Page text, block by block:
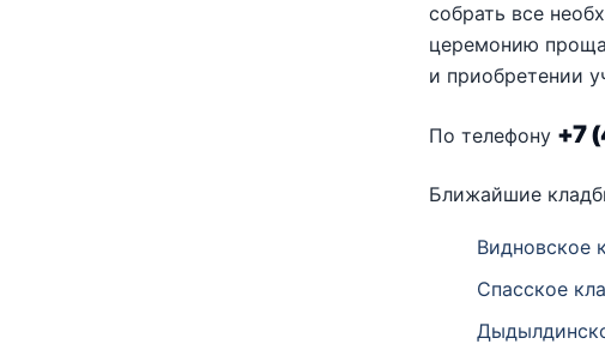
собрать все
церемонию
и приобретении
По телефону +7
Ближайшие
Видновское
Спасское